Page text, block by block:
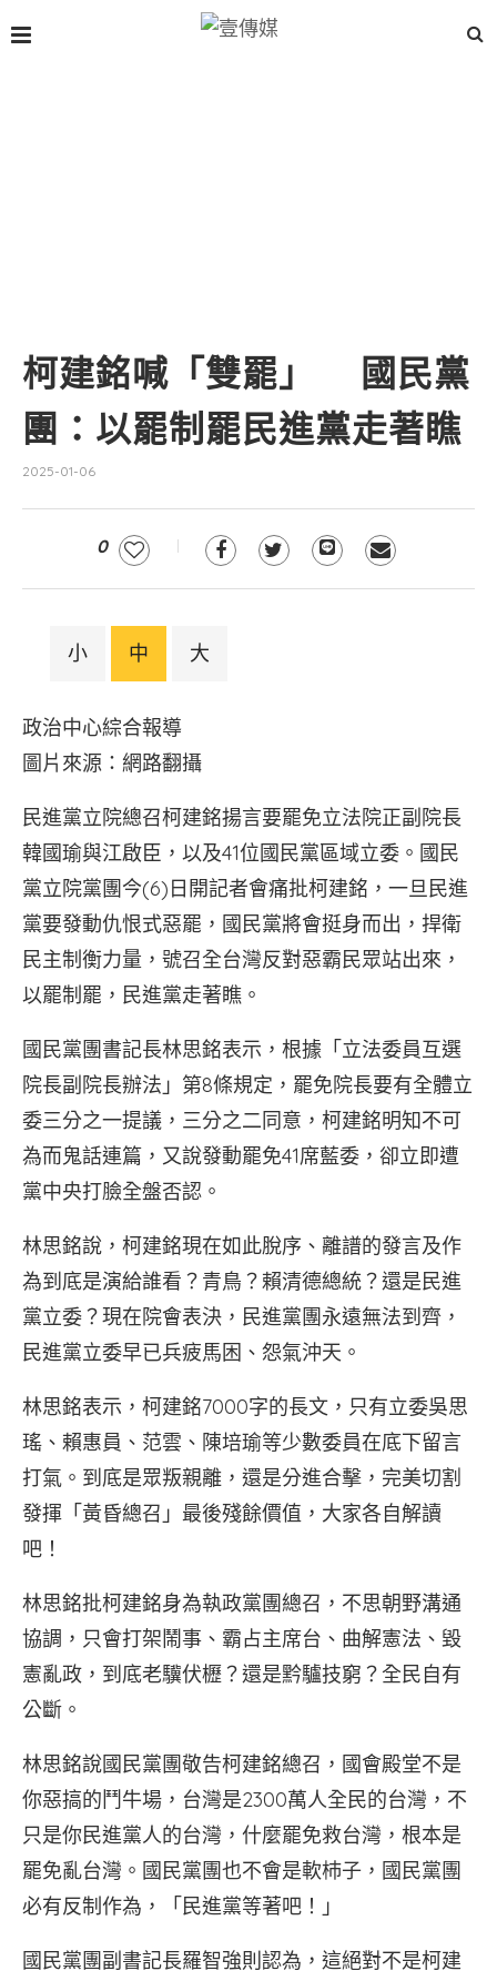
柯建銘喊「雙罷」 國民黨
團：以罷制罷民進黨走著瞧
2025-01-06
0
小 中 大
政治中心綜合報導
圖片來源：網路翻攝
民進黨立院總召柯建銘揚言要罷免立法院正副院長
韓國瑜與江啟臣，以及41位國民黨區域立委。國民
黨立院黨團今(6)日開記者會痛批柯建銘，一旦民進
黨要發動仇恨式惡罷，國民黨將會挺身而出，捍衛
民主制衡力量，號召全台灣反對惡霸民眾站出來，
以罷制罷，民進黨走著瞧。
國民黨團書記長林思銘表示，根據「立法委員互選
院長副院長辦法」第8條規定，罷免院長要有全體立
委三分之一提議，三分之二同意，柯建銘明知不可
為而鬼話連篇，又說發動罷免41席藍委，卻立即遭
黨中央打臉全盤否認。
林思銘說，柯建銘現在如此脫序、離譜的發言及作
為到底是演給誰看？青鳥？賴清德總統？還是民進
黨立委？現在院會表決，民進黨團永遠無法到齊，
民進黨立委早已兵疲馬困、怨氣沖天。
林思銘表示，柯建銘7000字的長文，只有立委吳思
瑤、賴惠員、范雲、陳培瑜等少數委員在底下留言
打氣。到底是眾叛親離，還是分進合擊，完美切割
發揮「黃昏總召」最後殘餘價值，大家各自解讀
吧！
林思銘批柯建銘身為執政黨團總召，不思朝野溝通
協調，只會打架鬧事、霸占主席台、曲解憲法、毀
憲亂政，到底老驥伏櫪？還是黔驢技窮？全民自有
公斷。
林思銘說國民黨團敬告柯建銘總召，國會殿堂不是
你惡搞的鬥牛場，台灣是2300萬人全民的台灣，不
只是你民進黨人的台灣，什麼罷免救台灣，根本是
罷免亂台灣。國民黨團也不會是軟杮子，國民黨團
必有反制作為，「民進黨等著吧！」
國民黨團副書記長羅智強則認為，這絕對不是柯建